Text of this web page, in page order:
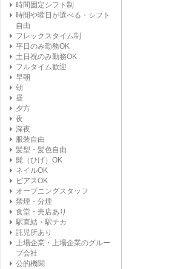
時間固定シフト制
時間や曜日が選べる・シフト
自由
フレックスタイム制
平日のみ勤務OK
土日祝のみ勤務OK
フルタイム歓迎
早朝
朝
昼
夕方
夜
深夜
服装自由
髪型・髪色自由
髭（ひげ）OK
ネイルOK
ピアスOK
オープニングスタッフ
禁煙・分煙
食堂・売店あり
駅直結・駅チカ
託児所あり
上場企業・上場企業のグルー
プ会社
公的機関